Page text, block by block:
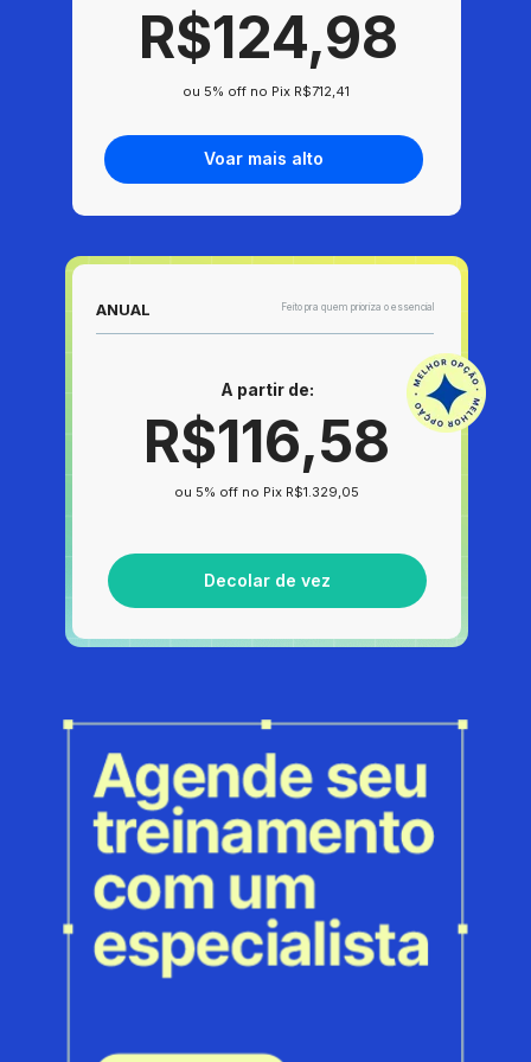
ANUAL Feito pra quem prioriza o essencial
A partir de:
R$116,58
R$124,98
ou 5% off no Pix R$1.329,05
ou 5% off no Pix R$712,41
Voar mais alto
Decolar de vez